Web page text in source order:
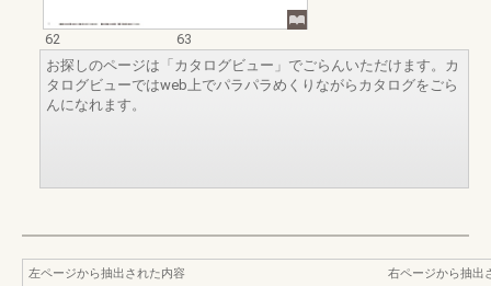
62
63
お探しのページは「カタログビュー」でごらんいただけます。カ
タログビューではweb上でパラパラめくりながらカタログをごら
んになれます。
左ページから抽出された内容
右ページから抽出